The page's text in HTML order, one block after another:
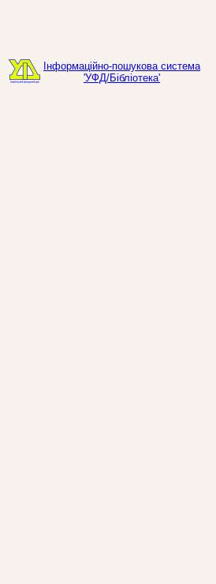
Інформаційно-пошукова система
'УФД/Бібліотека'